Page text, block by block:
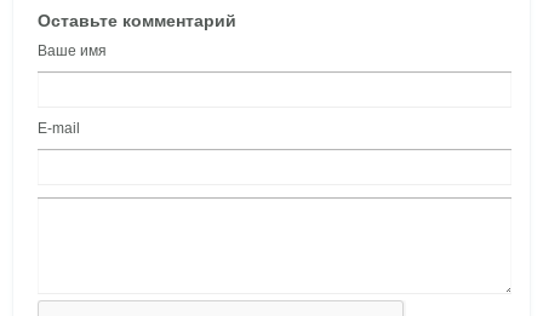
Оставьте комментарий
Ваше имя
E-mail